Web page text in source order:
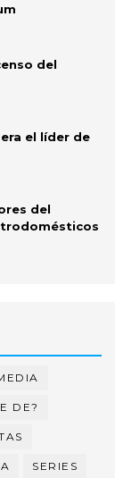
del
el líder de
del
DE?
SERIES